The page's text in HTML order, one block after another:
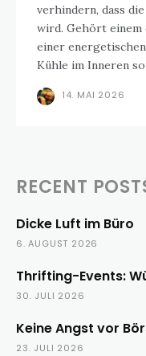
verhindern, dass
wird. Gehört einem
einer
Kühle im Inneren
14. MAI 2026
RECENT
Dicke Luft im Büro
6. AUGUST 2026
Thrifting-Events:
30. JULI 2026
Keine Angst vor
23. JULI 2026